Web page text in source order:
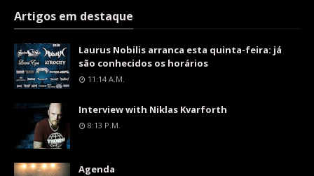
Artigos em destaque
Laurus Nobilis arranca esta quinta-feira: já
são conhecidos os horários
11:14 A.m.
Interview with Niklas Kvarforth
8:13 P.m.
Agenda